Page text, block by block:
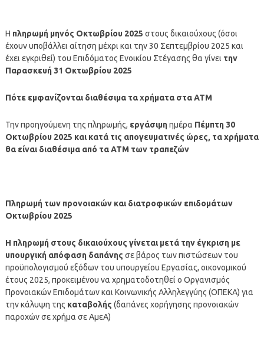
Η πληρωμή μηνός Οκτωβρίου2025 στους δικαιούχους (όσοι
έχουν υποβάλλει αίτηση μέχρι και την 30 Σεπτεμβρίου 2025 και
έχει εγκριθεί) του Επιδόματος Ενοικίου Στέγασης θα γίνει την
Παρασκευή 31 Οκτωβρίου 2025
Πότε εμφανίζονται διαθέσιμα τα χρήματα στα ΑΤΜ
Την προηγούμενη της πληρωμής, εργάσιμηημέρα Πέμπτη 30
Οκτωβρίου2025 και κατά τις απογευματινές ώρες, τα χρήματα
θα είναι διαθέσιμα από τα ΑΤΜ των τραπεζών
Πληρωμή των προνοιακών και διατροφικών επιδομάτων
Οκτωβρίου2025
Η πληρωμή στους δικαιούχους γίνεται μετά την έγκριση με
υπουργική απόφαση δαπάνης σε βάρος των πιστώσεων του
προϋπολογισμού εξόδων του υπουργείου Εργασίας, οικονομικού
έτους 2025, προκειμένου να χρηματοδοτηθεί ο Οργανισμός
Προνοιακών Επιδομάτων και Κοινωνικής Αλληλεγγύης (ΟΠΕΚΑ) για
την κάλυψη της καταβολής (δαπάνες χορήγησης προνοιακών
παροχών σε χρήμα σε ΑμεΑ)